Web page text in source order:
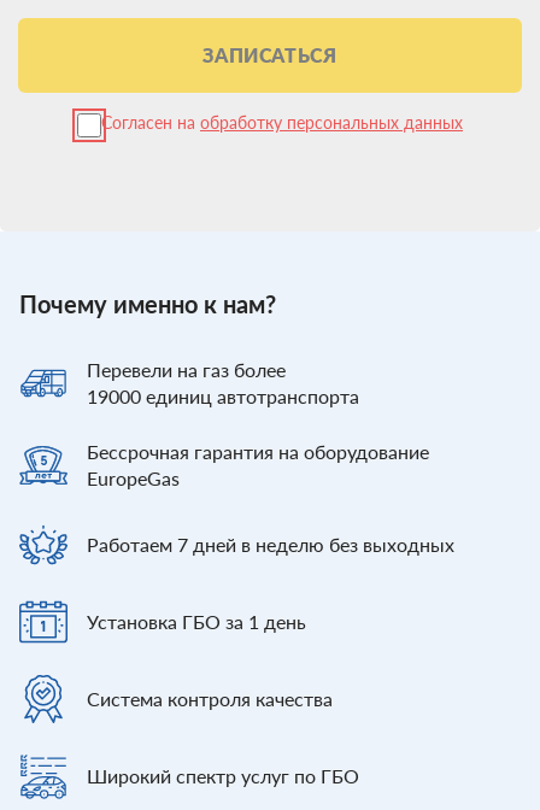
ЗАПИСАТЬСЯ
Согласен на обработку персональных данных
Почему именно к нам?
Перевели на газ более
19000 единиц автотранспорта
Бессрочная гарантия на оборудование
EuropeGas
Работаем 7 дней в неделю без выходных
Установка ГБО за 1 день
Система контроля качества
Широкий спектр услуг по ГБО